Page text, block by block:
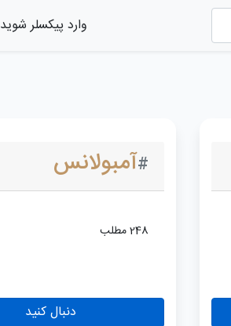
وارد پیکسلر شوید
#آمبولانس
248 مطلب
دنبال کنید